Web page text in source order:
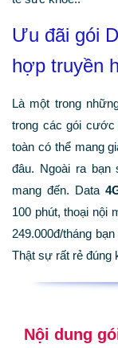
Ưu đãi gói
hợp truyền
Là một trong
trong các gói cước
toàn có thể mang
đâu. Ngoài ra
mang đến. Data
100 phút, thoại nội
249.000đ/tháng
Thật sự rất rẻ đúng
Nội dung